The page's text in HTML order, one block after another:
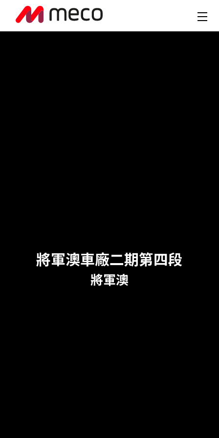
將軍澳車廠二期第四段
將軍澳